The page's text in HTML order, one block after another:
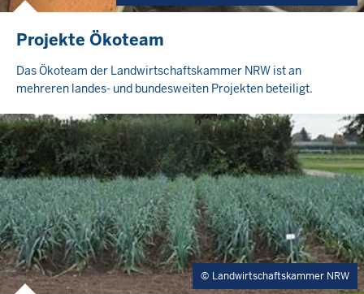
Projekte Ökoteam
Das Ökoteam der Landwirtschaftskammer NRW ist an
mehreren landes- und bundesweiten Projekten beteiligt.
Landwirtschaftskammer NRW